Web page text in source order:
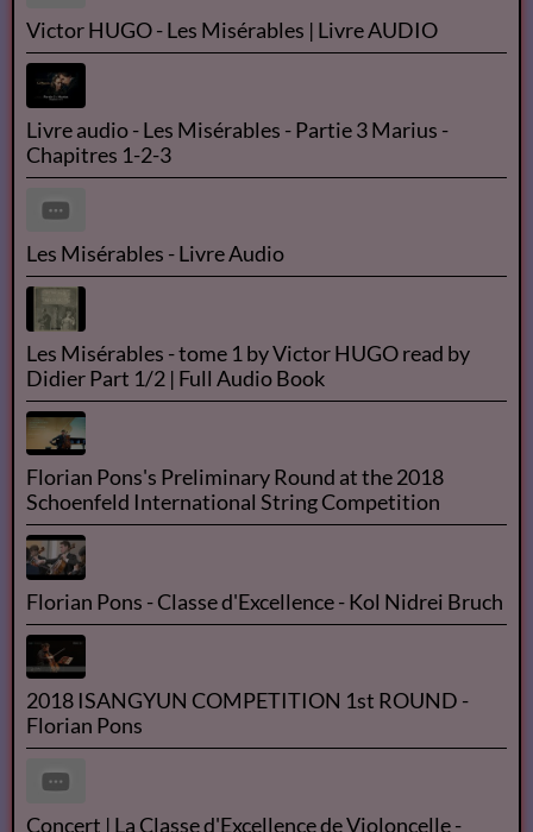
Les Misérables de Victor Hugo audio France culture
N°1/14
Les Misérables tome 1 ( Fantine ) de Victor Hugo -
livre audio français + texte intégrale -
Victor HUGO - Les Misérables | Livre AUDIO
Livre audio - Les Misérables - Partie 3 Marius -
Chapitres 1-2-3
Les Misérables - Livre Audio
Les Misérables - tome 1 by Victor HUGO read by
Didier Part 1/2 | Full Audio Book
Florian Pons's Preliminary Round at the 2018
Schoenfeld International String Competition